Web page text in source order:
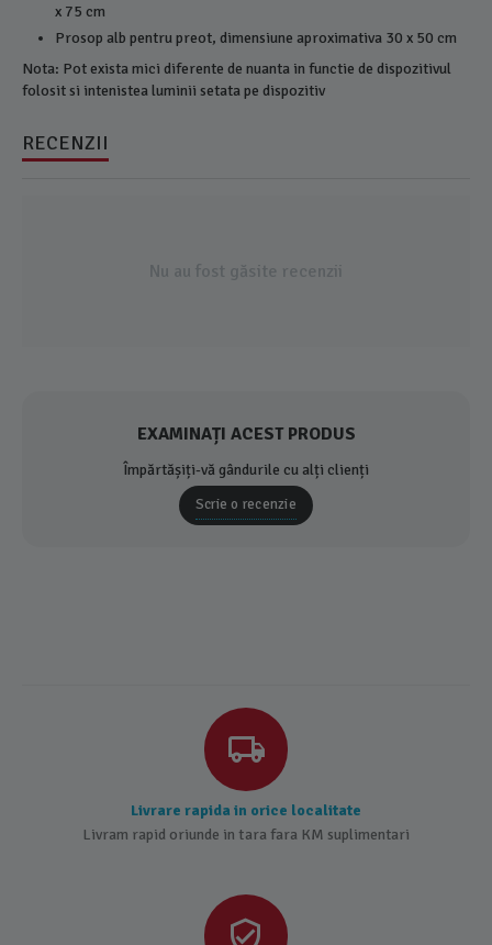
x 75 cm
Prosop alb pentru preot, dimensiune aproximativa 30 x 50 cm
Nota: Pot exista mici diferente de nuanta in functie de dispozitivul
folosit si intenistea luminii setata pe dispozitiv
RECENZII
Nu au fost găsite recenzii
EXAMINAȚI ACEST PRODUS
Împărtășiți-vă gândurile cu alți clienți
Scrie o recenzie
Livrare rapida in orice localitate
Livram rapid oriunde in tara fara KM suplimentari